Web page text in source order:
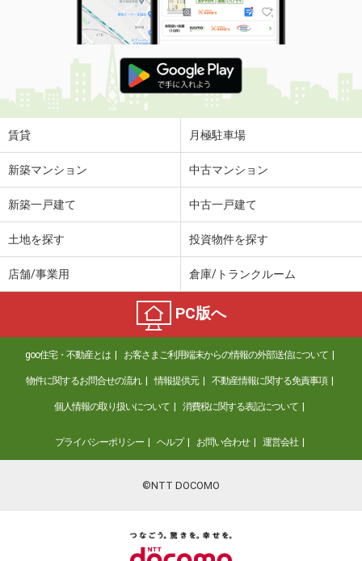
賃貸 月極駐車場
新築マンション 中古マンション
新築一戸建て 中古一戸建て
土地を探す 投資物件を探す
店舗/事業用 倉庫/トランクルーム
PC版へ
goo住宅・不動産とは お客さまご利用端末からの情報の外部送信について
物件に関するお問合せの流れ 情報提供元 不動産情報に関する免責事項
個人情報の取り扱いについて 消費税に関する表記について
プライバシーポリシー ヘルプ お問い合わせ 運営会社
©NTT DOCOMO